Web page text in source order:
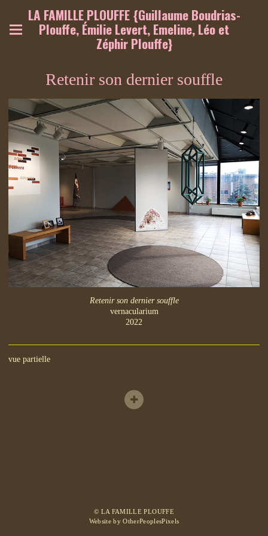
LA FAMILLE PLOUFFE {Guillaume Boudrias-
Plouffe, Émilie Levert, Emeline, Léo et
Zéphir Plouffe}
Retenir son dernier souffle
Retenir son dernier souffle
vernacularium
2022
vue partielle
© LA FAMILLE PLOUFFE
Website by OtherPeoplesPixels